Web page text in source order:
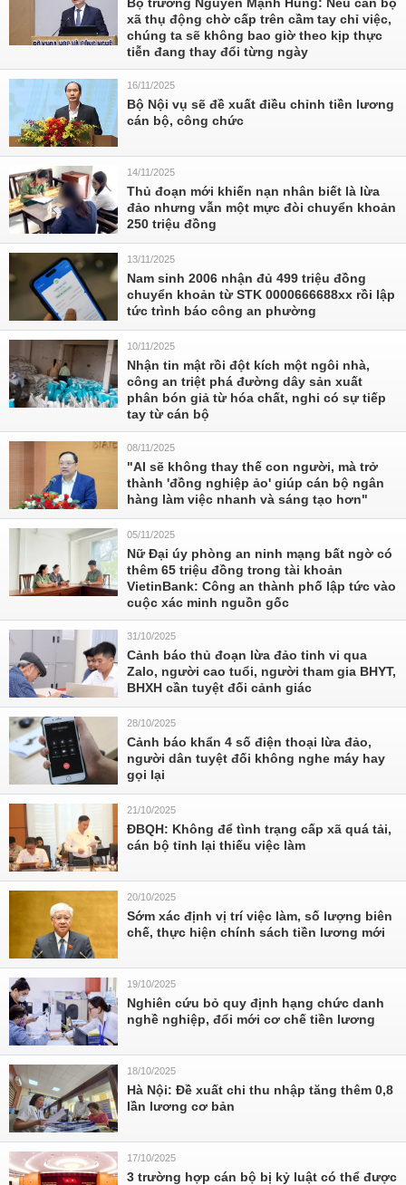
xã thụ động chờ cấp trên cầm tay chỉ việc,
chúng ta sẽ không bao giờ theo kịp thực
tiễn đang thay đổi từng ngày
16/11/2025
Bộ Nội vụ sẽ đề xuất điều chỉnh tiền lương
cán bộ, công chức
14/11/2025
Thủ đoạn mới khiến nạn nhân biết là lừa
đảo nhưng vẫn một mực đòi chuyển khoản
250 triệu đồng
13/11/2025
Nam sinh 2006 nhận đủ 499 triệu đồng
chuyển khoản từ STK 0000666688xx rồi lập
tức trình báo công an phường
10/11/2025
Nhận tin mật rồi đột kích một ngôi nhà,
công an triệt phá đường dây sản xuất
phân bón giả từ hóa chất, nghi có sự tiếp
tay từ cán bộ
08/11/2025
"AI sẽ không thay thế con người, mà trở
thành 'đồng nghiệp ảo' giúp cán bộ ngân
hàng làm việc nhanh và sáng tạo hơn"
05/11/2025
Nữ Đại úy phòng an ninh mạng bất ngờ có
thêm 65 triệu đồng trong tài khoản
VietinBank: Công an thành phố lập tức vào
cuộc xác minh nguồn gốc
31/10/2025
Cảnh báo thủ đoạn lừa đảo tinh vi qua
Zalo, người cao tuổi, người tham gia BHYT,
BHXH cần tuyệt đối cảnh giác
28/10/2025
Cảnh báo khẩn 4 số điện thoại lừa đảo,
người dân tuyệt đối không nghe máy hay
gọi lại
21/10/2025
ĐBQH: Không để tình trạng cấp xã quá tải,
cán bộ tỉnh lại thiếu việc làm
20/10/2025
Sớm xác định vị trí việc làm, số lượng biên
chế, thực hiện chính sách tiền lương mới
19/10/2025
Nghiên cứu bỏ quy định hạng chức danh
nghề nghiệp, đổi mới cơ chế tiền lương
18/10/2025
Hà Nội: Đề xuất chi thu nhập tăng thêm 0,8
lần lương cơ bản
17/10/2025
3 trường hợp cán bộ bị kỷ luật có thể được